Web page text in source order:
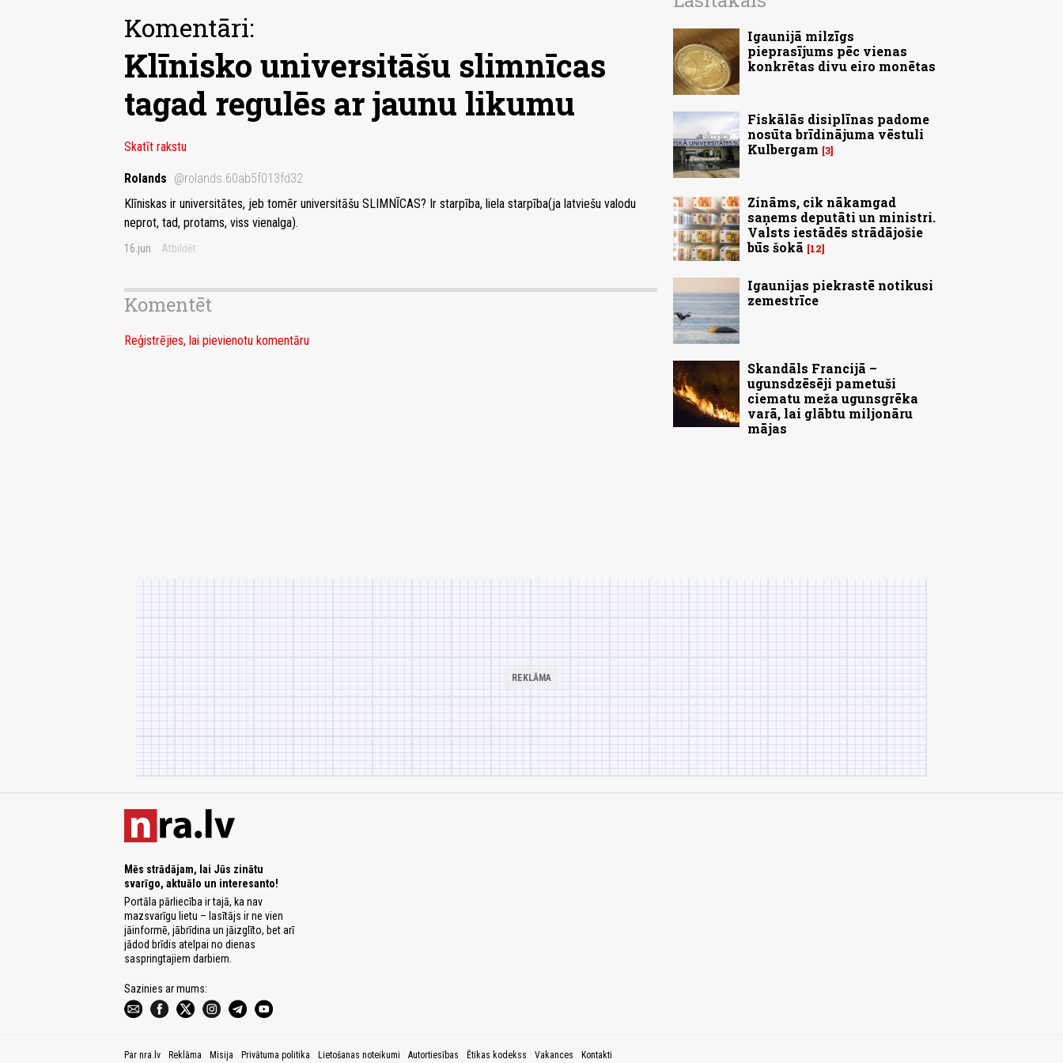
Komentāri:
Klīnisko universitāšu slimnīcas
tagad regulēs ar jaunu likumu
Skatīt rakstu
Rolands @rolands.60ab5f013fd32
Klīniskas ir universitātes, jeb tomēr universitāšu SLIMNĪCAS? Ir starpība, liela starpība(ja latviešu valodu
neprot, tad, protams, viss vienalga).
16.jun Atbildēt
Komentēt
Reģistrējies, lai pievienotu komentāru
Igaunijā milzīgs
pieprasījums pēc vienas
konkrētas divu eiro monētas
Fiskālās disiplīnas padome
nosūta brīdinājuma vēstuli
Kulbergam 3
Zināms, cik nākamgad
saņems deputāti un ministri.
Valsts iestādēs strādājošie
būs šokā
12
Igaunijas piekrastē notikusi
zemestrīce
Skandāls Francijā –
ugunsdzēsēji pametuši
ciematu meža ugunsgrēka
varā, lai glābtu miljonāru
mājas
Mēs strādājam, lai Jūs zinātu
svarīgo, aktuālo un interesanto!
Portāla pārliecība ir tajā, ka nav
mazsvarīgu lietu – lasītājs ir ne vien
jāinformē, jābrīdina un jāizglīto, bet arī
jādod brīdis atelpai no dienas
saspringtajiem darbiem.
Sazinies ar mums:
Par nra.lv Reklāma Misija Privātuma politika Lietošanas noteikumi Autortiesības Ētikas kodekss Vakances Kontakti